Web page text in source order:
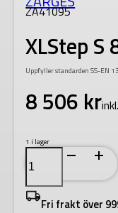
ZA41095
XLStep S
Uppfyller standarden SS-EN
8 506 kr
1 i lager
XLStep
8-
Steg
arbetshöjd
4m
Fri frakt över